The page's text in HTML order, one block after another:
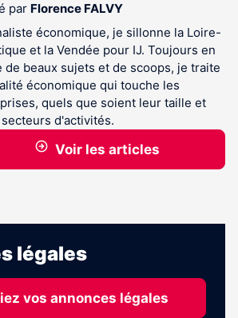
par Florence FALVY
économique, je sillonne la Loire-
et la Vendée pour IJ. Toujours en
de beaux sujets et de scoops, je traite
économique qui touche les
quels que soient leur taille et
d'activités.
Voir les articles
légales
vos annonces légales